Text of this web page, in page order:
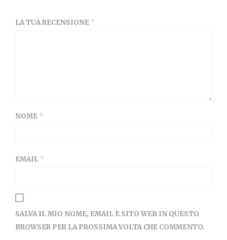
LA TUA RECENSIONE *
NOME *
EMAIL *
SALVA IL MIO NOME, EMAIL E SITO WEB IN QUESTO
BROWSER PER LA PROSSIMA VOLTA CHE COMMENTO.